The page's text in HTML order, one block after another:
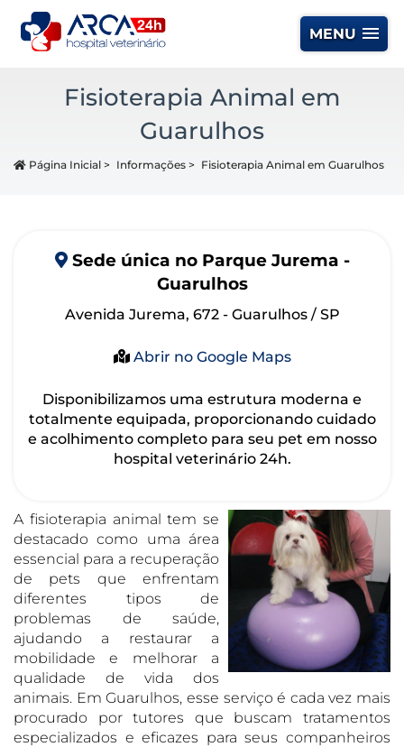
MENU
Fisioterapia Animal em
Guarulhos
Página Inicial > Informações > Fisioterapia Animal em Guarulhos
Sede única no Parque Jurema -
Guarulhos
Avenida Jurema, 672 - Guarulhos / SP
Abrir no Google Maps
Disponibilizamos uma estrutura moderna e
totalmente equipada, proporcionando cuidado
e acolhimento completo para seu pet em nosso
hospital veterinário 24h.
A fisioterapia animal tem se
destacado como uma área
essencial para a recuperação
de pets que enfrentam
diferentes tipos de
problemas de saúde,
ajudando a restaurar a
mobilidade e melhorar a
qualidade de vida dos
animais. Em Guarulhos, esse serviço é cada vez mais
procurado por tutores que buscam tratamentos
especializados e eficazes para seus companheiros